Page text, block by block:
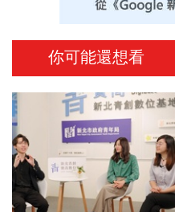
你可能還想看